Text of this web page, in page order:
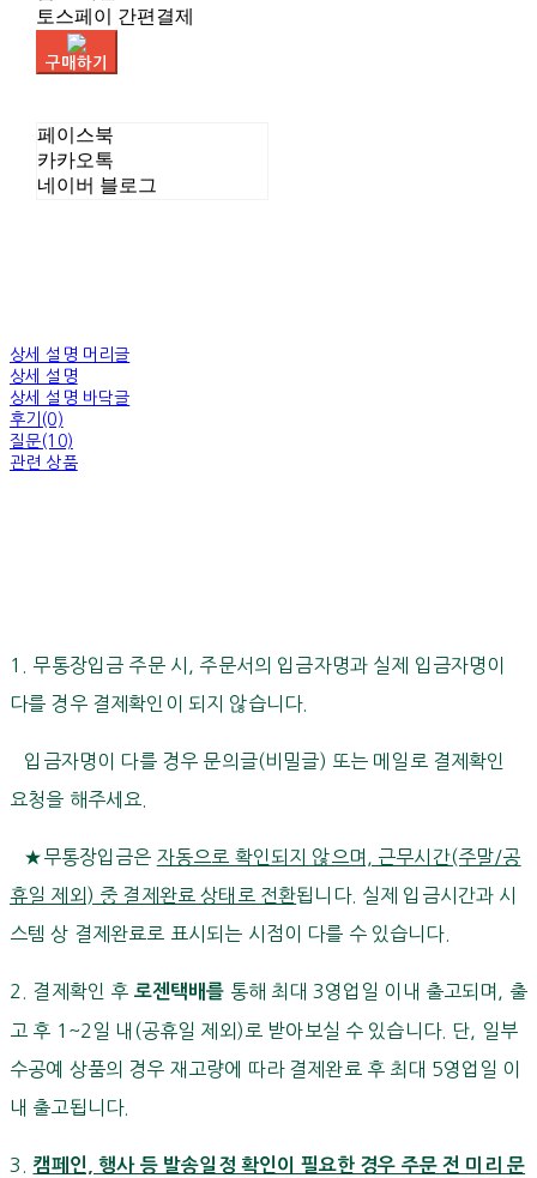
토스페이 간편결제
구매하기
페이스북
카카오톡
네이버 블로그
상세 설명 머리글
상세 설명
상세 설명 바닥글
후기(0)
질문(10)
관련 상품
1. 무통장입금 주문 시, 주문서의 입금자명과 실제 입금자명이
다를 경우 결제확인이 되지 않습니다.
입금자명이 다를 경우 문의글(비밀글) 또는 메일로 결제확인
요청을 해주세요.
★무통장입금은 자동으로 확인되지 않으며, 근무시간(주말/공
휴일 제외) 중 결제완료 상태로 전환됩니다. 실제 입금시간과 시
스템 상 결제완료로 표시되는 시점이 다를 수 있습니다.
2. 결제확인 후 로젠택배를 통해 최대 3영업일 이내 출고되며, 출
고 후 1~2일 내(공휴일 제외)로 받아보실 수 있습니다. 단, 일부
수공예 상품의 경우 재고량에 따라 결제완료 후 최대 5영업일 이
내 출고됩니다.
3. 캠페인, 행사 등 발송일정 확인이 필요한 경우 주문 전 미리 문